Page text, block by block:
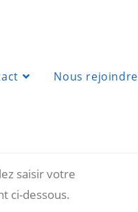
Nous rejoindre
saisir votre
ci-dessous.